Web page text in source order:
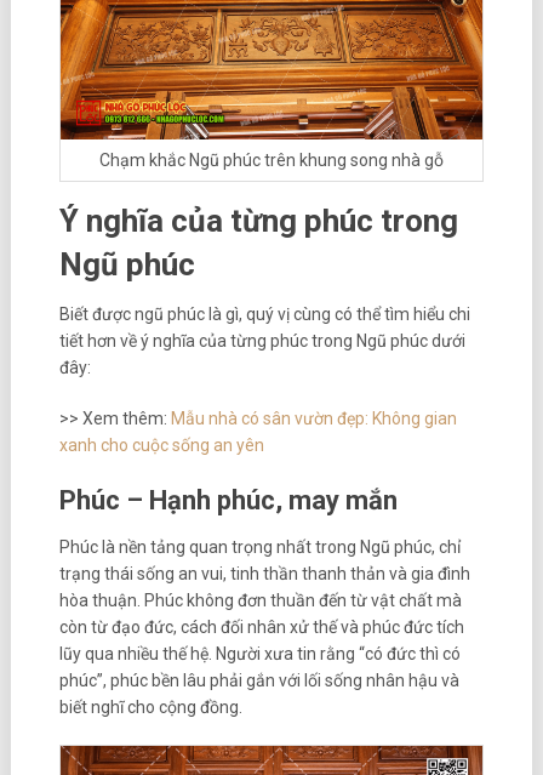
Chạm khắc Ngũ phúc trên khung song nhà gỗ
Ý nghĩa của từng phúc trong
Ngũ phúc
Biết được ngũ phúc là gì, quý vị cùng có thể tìm hiểu chi
tiết hơn về ý nghĩa của từng phúc trong Ngũ phúc dưới
đây:
>> Xem thêm: Mẫu nhà có sân vườn đẹp: Không gian
xanh cho cuộc sống an yên
Phúc – Hạnh phúc, may mắn
Phúc là nền tảng quan trọng nhất trong Ngũ phúc, chỉ
trạng thái sống an vui, tinh thần thanh thản và gia đình
hòa thuận. Phúc không đơn thuần đến từ vật chất mà
còn từ đạo đức, cách đối nhân xử thế và phúc đức tích
lũy qua nhiều thế hệ. Người xưa tin rằng “có đức thì có
phúc”, phúc bền lâu phải gắn với lối sống nhân hậu và
biết nghĩ cho cộng đồng.